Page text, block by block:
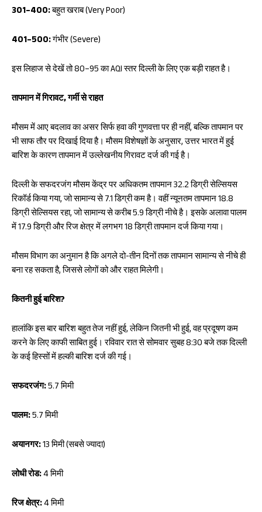
301–400:बहुत खराब (Very Poor)
401–500:गंभीर (Severe)
इस लिहाज से देखें तो 80–95 का AQI स्तर दिल्ली के लिए एक बड़ी राहत है।
तापमान में गिरावट, गर्मी से राहत
मौसम में आए बदलाव का असर सिर्फ हवा की गुणवत्ता पर ही नहीं, बल्कि तापमान पर
भी साफ तौर पर दिखाई दिया है। मौसम विशेषज्ञों के अनुसार, उत्तर भारत में हुई
बारिश के कारण तापमान में उल्लेखनीय गिरावट दर्ज की गई है।
दिल्ली के सफदरजंग मौसम केंद्र पर अधिकतम तापमान 32.2 डिग्री सेल्सियस
रिकॉर्ड किया गया, जो सामान्य से 7.1 डिग्री कम है। वहीं न्यूनतम तापमान 18.8
डिग्री सेल्सियस रहा, जो सामान्य से करीब 5.9 डिग्री नीचे है। इसके अलावा पालम
में 17.9 डिग्री और रिज क्षेत्र में लगभग 18 डिग्री तापमान दर्ज किया गया।
मौसम विभाग का अनुमान है कि अगले दो-तीन दिनों तक तापमान सामान्य से नीचे ही
बना रह सकता है, जिससे लोगों को और राहत मिलेगी।
कितनी हुई बारिश?
हालांकि इस बार बारिश बहुत तेज नहीं हुई, लेकिन जितनी भी हुई, वह प्रदूषण कम
करने के लिए काफी साबित हुई। रविवार रात से सोमवार सुबह 8:30 बजे तक दिल्ली
के कई हिस्सों में हल्की बारिश दर्ज की गई।
सफदरजंग:5.7 मिमी
पालम:5.7 मिमी
अयानगर:13 मिमी (सबसे ज्यादा)
लोधी रोड:4 मिमी
रिज क्षेत्र:4 मिमी